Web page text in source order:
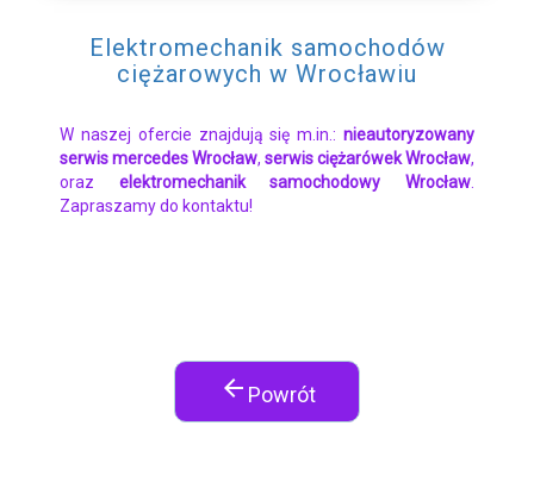
Elektromechanik samochodów
ciężarowych w Wrocławiu
W naszej ofercie znajdują się m.in.: nieautoryzowany
serwis mercedes Wrocław, serwis ciężarówek Wrocław,
oraz elektromechanik samochodowy Wrocław
Zapraszamy do kontaktu!
arrow_back Powrót